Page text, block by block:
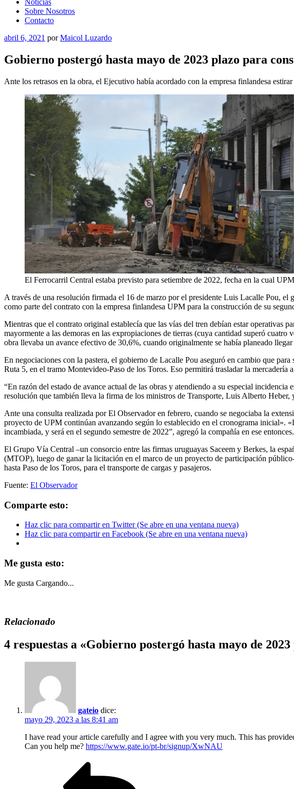
Noticias
Sobre Nosotros
Contacto
Publicado
abril 6, 2021 porMaicol Luzardo
Gobierno postergó hasta mayo de 2023 plazo para
Ante los retrasos en la obra, el Ejecutivo había acordado con la empresa finlandesa
El Ferrocarril Central estaba previsto para setiembre de 2022, fecha en la cual
A través de una resolución firmada el 16 de marzo por el presidente Luis Lacalle Pou,
como parte del contrato con la empresa finlandesa UPM para la construcción de su
Mientras que el contrato original establecía que las vías del tren debían estar operativas
mayormente a las demoras en las expropiaciones de tierras (cuya cantidad superó
obra llevaba un avance efectivo de 30,6%, cuando originalmente se había planeado
En negociaciones con la pastera, el gobierno de Lacalle Pou aseguró en cambio que
Ruta 5, en el tramo Montevideo-Paso de los Toros. Eso permitirá trasladar la mercadería
“En razón del estado de avance actual de las obras y atendiendo a su especial
resolución que también lleva la firma de los ministros de Transporte, Luis Alberto Heber,
Ante una consulta realizada por El Observador en febrero, cuando se negociaba la
proyecto de UPM continúan avanzando según lo establecido en el cronograma inicial».
incambiada, y será en el segundo semestre de 2022”, agregó la compañía en ese entonces.
El Grupo Vía Central –un consorcio entre las firmas uruguayas Saceem y Berkes, la
(MTOP), luego de ganar la licitación en el marco de un proyecto de participación
hasta Paso de los Toros, para el transporte de cargas y pasajeros.
Fuente: El Observador
Comparte esto:
Haz clic para compartir en Twitter (Se abre en una ventana nueva)
Haz clic para compartir en Facebook (Se abre en una ventana nueva)
Me gusta esto:
Me gusta Cargando...
Relacionado
4 respuestas a «Gobierno postergó hasta mayo de
gateio dice:
mayo 29, 2023 a las 8:41 am
I have read your article carefully and I agree with you very much. This has
Can you help me? https://www.gate.io/pt-br/signup/XwNAU